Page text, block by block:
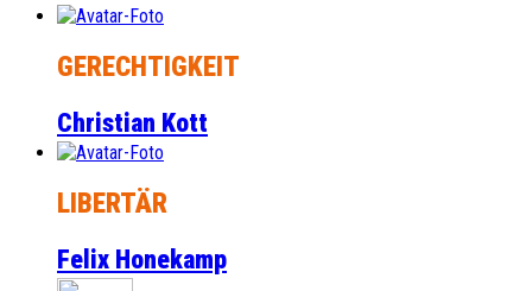
GERECHTIGKEIT
Christian Kott
LIBERTÄR
Felix Honekamp